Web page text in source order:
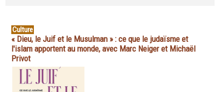
Culture
« Dieu, le Juif et le Musulman » : ce que le judaïsme et
l'islam apportent au monde, avec Marc Neiger et Michaël
Privot